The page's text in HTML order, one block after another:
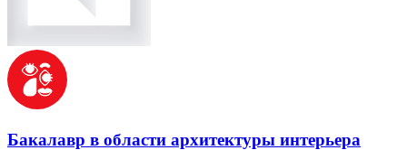
Бакалавр в области архитектуры интерьера